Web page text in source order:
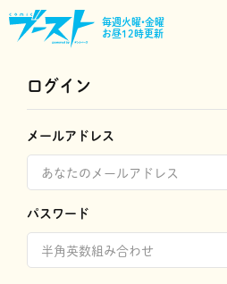
毎週火曜•金曜
お昼12時更新
ログイン
メールアドレス
パスワード